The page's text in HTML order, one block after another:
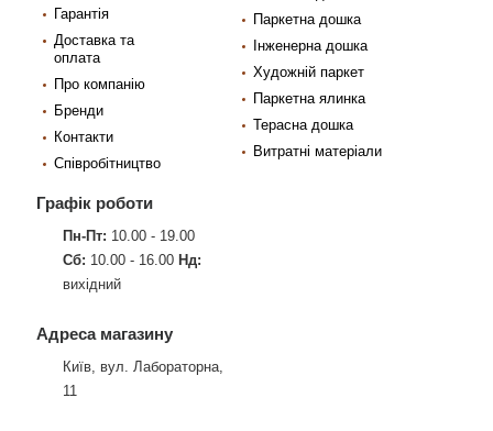
Гарантія
Доставка та
оплата
Про компанію
Бренди
Контакти
Співробітництво
Паркетна дошка
Інженерна дошка
Художній паркет
Паркетна ялинка
Терасна дошка
Витратні матеріали
Графік роботи
Пн-Пт: 10.00 - 19.00
Сб: 10.00 - 16.00 Нд:
вихідний
Адреса магазину
Київ, вул. Лабораторна,
11